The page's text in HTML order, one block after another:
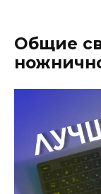
Общие